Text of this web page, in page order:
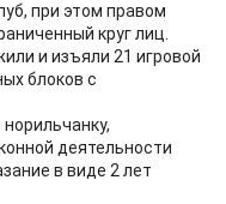
при этом правом
круг лиц.
и изъяли 21 игровой
блоков с
деятельности
в виде 2 лет